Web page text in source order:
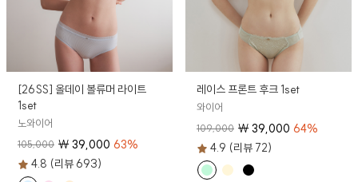
[26SS] 올데이 볼류머 라이트
1set
노와이어
105,000 ₩39,000 63%
4.8 (리뷰 693)
레이스 프론트 후크 1set
와이어
109,000 ₩39,000 64%
4.9 (리뷰 72)